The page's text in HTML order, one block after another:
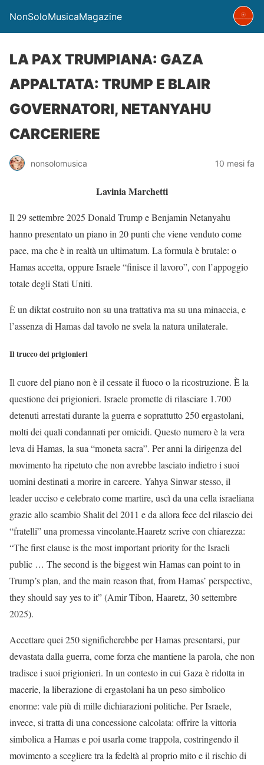
NonSoloMusicaMagazine
LA PAX TRUMPIANA: GAZA
APPALTATA: TRUMP E BLAIR
GOVERNATORI, NETANYAHU
CARCERIERE
nonsolomusica 10 mesi fa
Lavinia Marchetti
Il 29 settembre 2025 Donald Trump e Benjamin Netanyahu
hanno presentato un piano in 20 punti che viene venduto come
pace, ma che è in realtà un ultimatum. La formula è brutale: o
Hamas accetta, oppure Israele “finisce il lavoro”, con l’appoggio
totale degli Stati Uniti.
È un diktat costruito non su una trattativa ma su una minaccia, e
l’assenza di Hamas dal tavolo ne svela la natura unilaterale.
Il trucco dei prigionieri
Il cuore del piano non è il cessate il fuoco o la ricostruzione. È la
questione dei prigionieri. Israele promette di rilasciare 1.700
detenuti arrestati durante la guerra e soprattutto 250 ergastolani,
molti dei quali condannati per omicidi. Questo numero è la vera
leva di Hamas, la sua “moneta sacra”. Per anni la dirigenza del
movimento ha ripetuto che non avrebbe lasciato indietro i suoi
uomini destinati a morire in carcere. Yahya Sinwar stesso, il
leader ucciso e celebrato come martire, uscì da una cella israeliana
grazie allo scambio Shalit del 2011 e da allora fece del rilascio dei
“fratelli” una promessa vincolante.Haaretz scrive con chiarezza:
“The first clause is the most important priority for the Israeli
public … The second is the biggest win Hamas can point to in
Trump’s plan, and the main reason that, from Hamas’ perspective,
they should say yes to it” (Amir Tibon, Haaretz, 30 settembre
2025).
Accettare quei 250 significherebbe per Hamas presentarsi, pur
devastata dalla guerra, come forza che mantiene la parola, che non
tradisce i suoi prigionieri. In un contesto in cui Gaza è ridotta in
macerie, la liberazione di ergastolani ha un peso simbolico
enorme: vale più di mille dichiarazioni politiche. Per Israele,
invece, si tratta di una concessione calcolata: offrire la vittoria
simbolica a Hamas e poi usarla come trappola, costringendo il
movimento a scegliere tra la fedeltà al proprio mito e il rischio di